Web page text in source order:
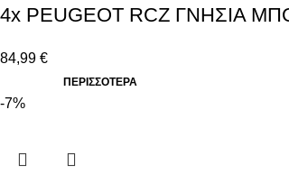
4x PEUGEOT RCZ ΓΝΗΣΙΑ
84,99 €
ΠΕΡΙΣΣΟΤΕΡΑ
-7%